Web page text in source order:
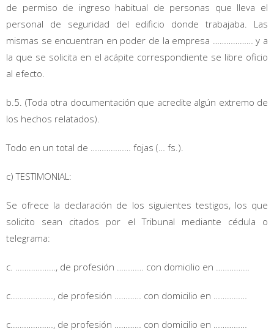
de permiso de ingreso habitual de personas que lleva el
personal de seguridad del edificio donde trabajaba. Las
mismas se encuentran en poder de la empresa ……………… y a
la que se solicita en el acápite correspondiente se libre oficio
al efecto.
b.5. (Toda otra documentación que acredite algún extremo de
los hechos relatados).
Todo en un total de ……………… fojas (… fs.).
c) TESTIMONIAL:
Se ofrece la declaración de los siguientes testigos, los que
solicito sean citados por el Tribunal mediante cédula o
telegrama:
c. ………………, de profesión ………… con domicilio en ……………
c.………………, de profesión ………… con domicilio en ……………
c.………………, de profesión ………… con domicilio en ……………